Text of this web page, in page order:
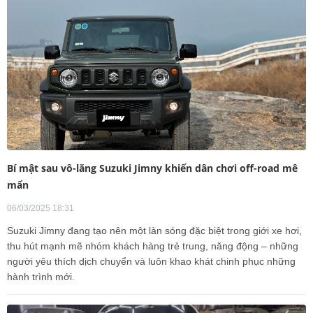
Bí mật sau vô-lăng Suzuki Jimny khiến dân chơi off-road mê
mẩn
06/03/2025 18:31
Suzuki Jimny đang tạo nên một làn sóng đặc biệt trong giới xe hơi,
thu hút mạnh mẽ nhóm khách hàng trẻ trung, năng động – những
người yêu thích dịch chuyển và luôn khao khát chinh phục những
hành trình mới.